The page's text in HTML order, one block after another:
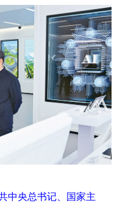
中央总书记、国家主